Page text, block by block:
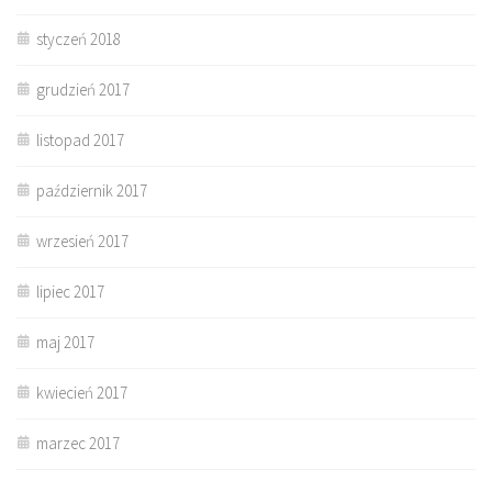
styczeń 2018
grudzień 2017
listopad 2017
październik 2017
wrzesień 2017
lipiec 2017
maj 2017
kwiecień 2017
marzec 2017